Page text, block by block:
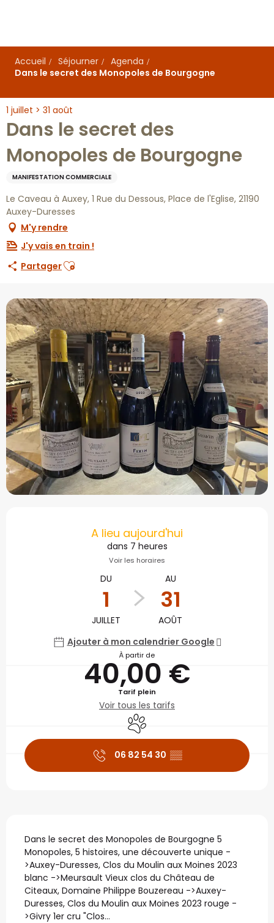
principal
Accueil
Séjourner
Agenda
Dans le secret des Monopoles de Bourgogne
1 juillet > 31 août
Dans le secret des
Monopoles de Bourgogne
MANIFESTATION COMMERCIALE
Le Caveau à Auxey, 1 Rue du Dessous, Place de l'Eglise, 21190
Auxey-Duresses
M'y rendre
J'y vais en train !
PartagerAjouter aux favoris
Ouverture et
A lieu aujourd'hui
dans 7 heures
Voir les horaires
DU
1
JUILLET
AU
31
AOÛT
Ajouter à mon calendrier Google
À partir de
40,00 €
Tarif plein
Voir tous les tarifs
Animaux acceptés
06 82 54 30 ▒▒
Description
Dans le secret des Monopoles de Bourgogne 5
Monopoles, 5 histoires, une découverte unique -
>Auxey-Duresses, Clos du Moulin aux Moines 2023
blanc ->Meursault Vieux clos du Château de
Citeaux, Domaine Philippe Bouzereau ->Auxey-
Duresses, Clos du Moulin aux Moines 2023 rouge -
>Givry 1er cru "Clos...